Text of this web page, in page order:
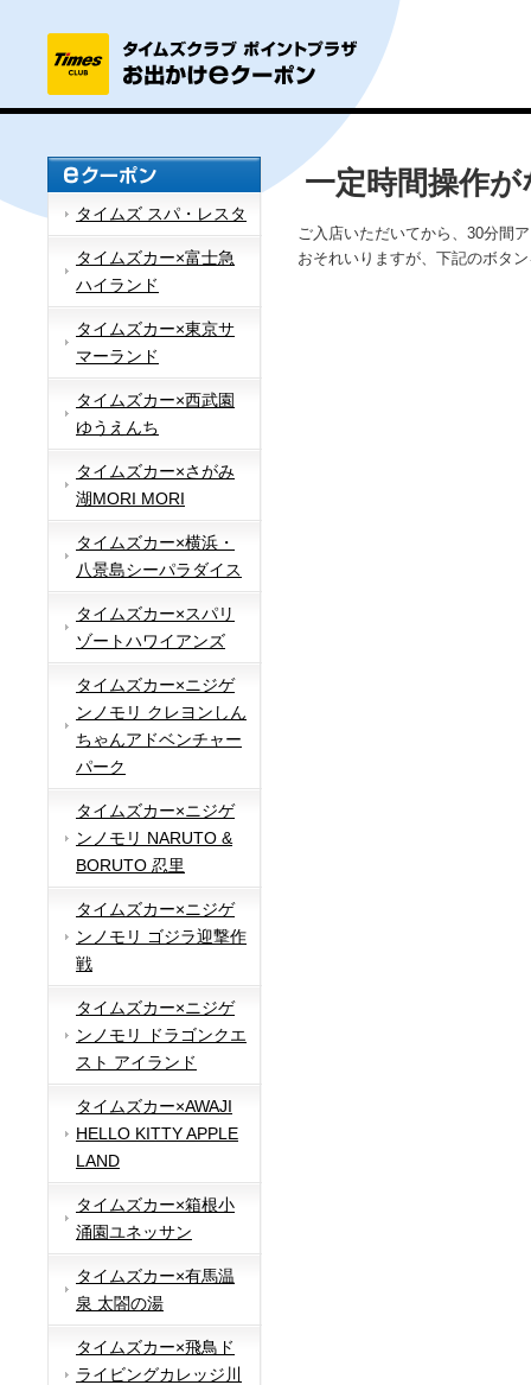
タイムズ スパ・レスタ
タイムズカー×富士急
ハイランド
タイムズカー×東京サ
マーランド
タイムズカー×西武園
ゆうえんち
タイムズカー×さがみ
湖MORI MORI
タイムズカー×横浜・
八景島シーパラダイス
タイムズカー×スパリ
ゾートハワイアンズ
タイムズカー×ニジゲ
ンノモリ クレヨンしん
ちゃんアドベンチャー
パーク
タイムズカー×ニジゲ
ンノモリ NARUTO &
BORUTO 忍里
タイムズカー×ニジゲ
ンノモリ ゴジラ迎撃作
戦
タイムズカー×ニジゲ
ンノモリ ドラゴンクエ
スト アイランド
タイムズカー×AWAJI
HELLO KITTY APPLE
LAND
タイムズカー×箱根小
涌園ユネッサン
タイムズカー×有馬温
泉 太閤の湯
タイムズカー×飛鳥ド
ライビングカレッジ川
一定時間操作
ご入店いただいてから、30分間
おそれいりますが、下記のボタ